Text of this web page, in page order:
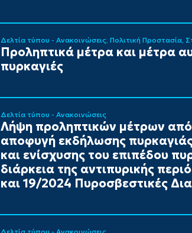
Δελτία τύπου - Ανακοινώσεις Πολιτική Προστασία
Προληπτικά μέτρα και μέτρα
πυρκαγιές
Δελτία τύπου - Ανακοινώσεις
Λήψη προληπτικών μέτρων από
αποφυγή εκδήλωσης
και ενίσχυσης του επιπέδου
διάρκεια της αντιπυρικής
και 19/2024 Πυροσβεστικές